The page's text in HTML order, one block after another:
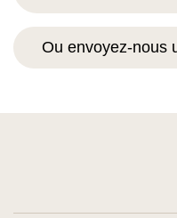
Ou envoyez-nous